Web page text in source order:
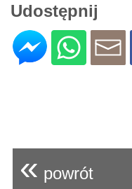
Udostępnij
« powrót